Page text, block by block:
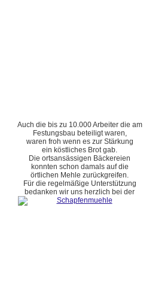
Auch die bis zu 10.000 Arbeiter die am
Festungsbau beteiligt waren,
waren froh wenn es zur Stärkung
ein köstliches Brot gab.
Die ortsansässigen Bäckereien
konnten schon damals auf die
örtlichen Mehle zurückgreifen.
Für die regelmäßige Unterstützung
bedanken wir uns herzlich bei der